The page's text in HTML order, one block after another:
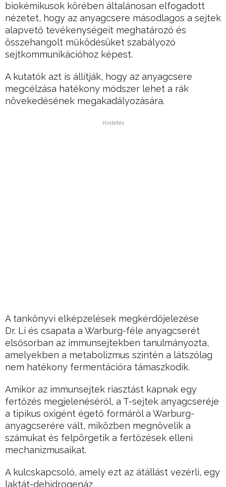
biokémikusok körében általánosan elfogadott
nézetet, hogy az anyagcsere másodlagos a sejtek
alapvető tevékenységeit meghatározó és
összehangolt működésüket szabályozó
sejtkommunikációhoz képest.
A kutatók azt is állítják, hogy az anyagcsere
megcélzása hatékony módszer lehet a rák
növekedésének megakadályozására.
Hirdetés
A tankönyvi elképzelések megkérdőjelezése
Dr. Li és csapata a Warburg-féle anyagcserét
elsősorban az immunsejtekben tanulmányozta,
amelyekben a metabolizmus szintén a látszólag
nem hatékony fermentációra támaszkodik.
Amikor az immunsejtek riasztást kapnak egy
fertőzés megjelenéséről, a T-sejtek anyagcseréje
a tipikus oxigént égető formáról a Warburg-
anyagcserére vált, miközben megnövelik a
számukat és felpörgetik a fertőzések elleni
mechanizmusaikat.
A kulcskapcsoló, amely ezt az átállást vezérli, egy
laktát-dehidrogenáz